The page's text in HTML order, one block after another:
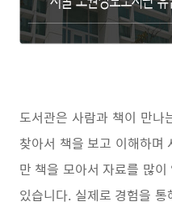
도서관은 사람과 책이 만나
찾아서 책을 보고 이해하며
만 책을 모아서 자료를 많
있습니다. 실제로 경험을